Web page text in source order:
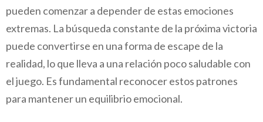
pueden comenzar a depender de estas emociones
extremas. La búsqueda constante de la próxima victoria
puede convertirse en una forma de escape de la
realidad, lo que lleva a una relación poco saludable con
el juego. Es fundamental reconocer estos patrones
para mantener un equilibrio emocional.